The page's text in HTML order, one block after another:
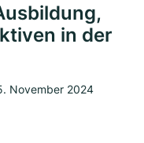
in der
November 2024